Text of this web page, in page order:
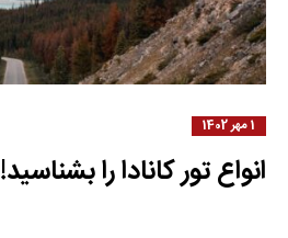
1 مهر 1402
انواع تور کانادا را بشناسید!